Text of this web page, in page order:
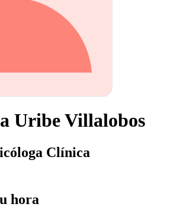
Uribe Villalobos
Clínica
hora